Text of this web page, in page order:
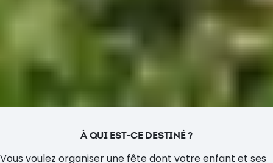
À QUI EST-CE DESTINÉ ?
Vous voulez organiser une fête dont votre enfant et ses